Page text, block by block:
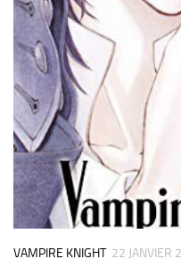
VAMPIRE KNIGHT 22 JANVIER